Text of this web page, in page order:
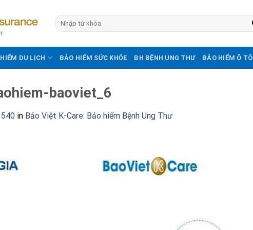
DU LỊCH BẢO HIỂM SỨC KHỎE BH BỆNH UNG THƯ BẢO HIỂM Ô TÔ
baoviet_6
in Bảo Việt K-Care: Bảo hiểm Bệnh Ung Thư